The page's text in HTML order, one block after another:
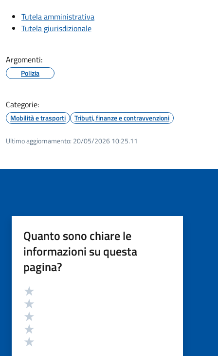
Tutela amministrativa
Tutela giurisdizionale
Argomenti:
Polizia
Categorie:
Mobilità e trasporti Tributi, finanze e contravvenzioni
Ultimo aggiornamento: 20/05/2026 10:25.11
Quanto sono chiare le
informazioni su questa
pagina?
Valutazione